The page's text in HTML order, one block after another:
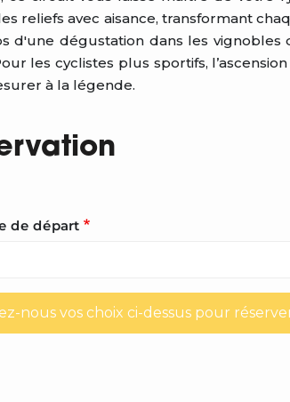
reliefs avec aisance, transformant
d'une dégustation dans les vignobles
les cyclistes plus sportifs,
à la légende.
de départ
nous vos choix ci-dessus pour